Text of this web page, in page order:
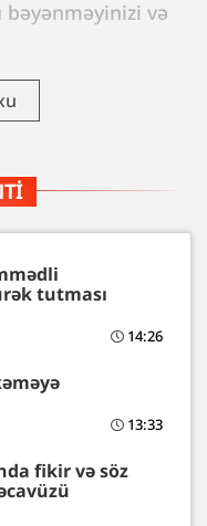
bəyənməyinizi və
tutması
14:26
13:33
fikir və söz